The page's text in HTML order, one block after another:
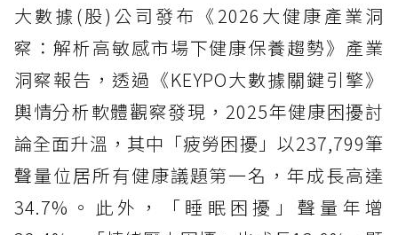
大數據(股)公司發布《2026大健康產業洞
察：解析高敏感市場下健康保養趨勢》產業
洞察報告，透過《KEYPO大數據關鍵引擎》
輿情分析軟體觀察發現，2025年健康困擾討
論全面升溫，其中「疲勞困擾」以237,799筆
聲量位居所有健康議題第一名，年成長高達
34.7%。此外，「睡眠困擾」聲量年增